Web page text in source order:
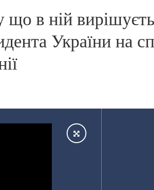
в ній
України на